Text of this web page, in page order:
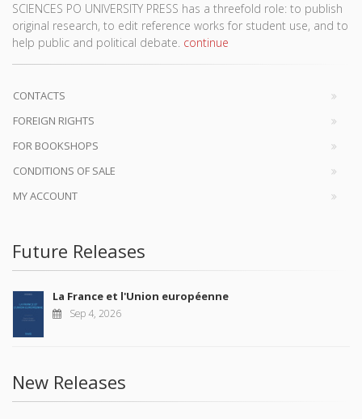
SCIENCES PO UNIVERSITY PRESS has a threefold role: to publish
original research, to edit reference works for student use, and to
help public and political debate. continue
CONTACTS
FOREIGN RIGHTS
FOR BOOKSHOPS
CONDITIONS OF SALE
MY ACCOUNT
Future Releases
La France et l'Union européenne
Sep 4, 2026
New Releases